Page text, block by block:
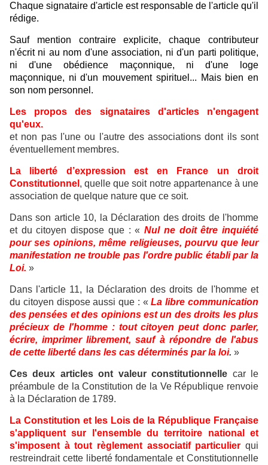
Chaque signataire d'article est responsable de l'article qu'il
rédige.
Sauf mention contraire explicite, chaque contributeur
n'écrit ni au nom d'une association, ni d'un parti politique,
ni d'une obédience maçonnique, ni d'une loge
maçonnique, ni d'un mouvement spirituel... Mais bien en
son nom personnel.
Les propos des signataires d'articles n'engagent
qu'eux.
et non pas l'une ou l'autre des associations dont ils sont
éventuellement membres.
La liberté d’expression est en France un droit
Constitutionnel , quelle que soit notre appartenance à une
association de quelque nature que ce soit.
Dans son article 10, la Déclaration des droits de l'homme
et du citoyen dispose que : «Nul ne doit être inquiété
pour ses opinions, même religieuses, pourvu que leur
manifestation ne trouble pas l'ordre public établi par la
Loi. »
Dans l'article 11, la Déclaration des droits de l'homme et
du citoyen dispose aussi que : «La libre communication
des pensées et des opinions est un des droits les plus
précieux de l'homme : tout citoyen peut donc parler,
écrire, imprimer librement, sauf à répondre de l'abus
de cette liberté dans les cas déterminés par la loi. »
Ces deux articles ont valeur constitutionnelle car le
préambule de la Constitution de la Ve République renvoie
à la Déclaration de 1789.
La Constitution et les Lois de la République Française
s'appliquent sur l'ensemble du territoire national et
s'imposent à tout règlement associatif particulier qui
restreindrait cette liberté fondamentale et Constitutionnelle